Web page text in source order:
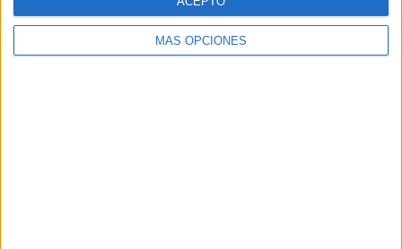
MÁS OPCIONES